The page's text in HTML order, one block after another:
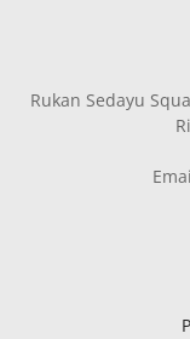
Rukan Sedayu